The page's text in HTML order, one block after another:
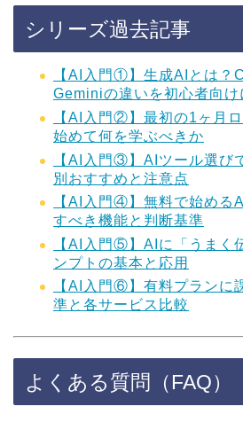
シリーズ過去記事
【AI入門①】生成AIとは？
Geminiの違いを初心者向け
【AI入門②】最初の1ヶ月
始めて何を学ぶべきか
【AI入門③】AIツール選び
別おすすめと注意点
【AI入門④】無料で始める
すべき機能と判断基準
【AI入門⑤】AIに「うまく
ンプトの基本と応用
【AI入門⑥】有料プランに
準と各サービス比較
よくある質問（FAQ）